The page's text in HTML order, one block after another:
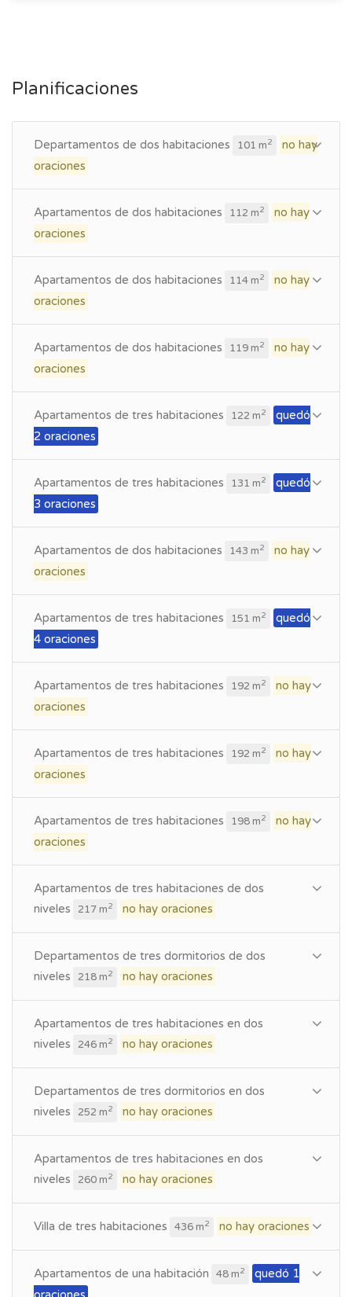
Planificaciones
Departamentos de dos habitaciones 101 m2
no hay
oraciones
Apartamentos de dos habitaciones 112 m2
no hay
oraciones
Apartamentos de dos habitaciones 114 m2
no hay
oraciones
Apartamentos de dos habitaciones 119 m2
no hay
oraciones
Apartamentos de tres habitaciones 122 m2
quedó
2 oraciones
Apartamentos de tres habitaciones 131 m2
quedó
3 oraciones
Apartamentos de dos habitaciones 143 m2
no hay
oraciones
Apartamentos de tres habitaciones 151 m2
quedó
4 oraciones
Apartamentos de tres habitaciones 192 m2
no hay
oraciones
Apartamentos de tres habitaciones 192 m2
no hay
oraciones
Apartamentos de tres habitaciones 198 m2
no hay
oraciones
Apartamentos de tres habitaciones de dos
niveles
217 m2 no hay oraciones
Departamentos de tres dormitorios de dos
niveles
218 m2 no hay oraciones
Apartamentos de tres habitaciones en dos
niveles
246 m2 no hay oraciones
Departamentos de tres dormitorios en dos
niveles
252 m2 no hay oraciones
Apartamentos de tres habitaciones en dos
niveles
260 m2 no hay oraciones
Villa de tres habitaciones 436 m2 no hay oraciones
Apartamentos de una habitación 48 m2
quedó 1